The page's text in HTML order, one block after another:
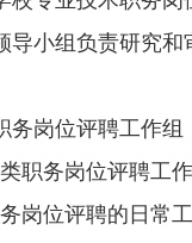
小组负责研究
岗位评聘工作组
职务岗位评聘工
岗位评聘的日常